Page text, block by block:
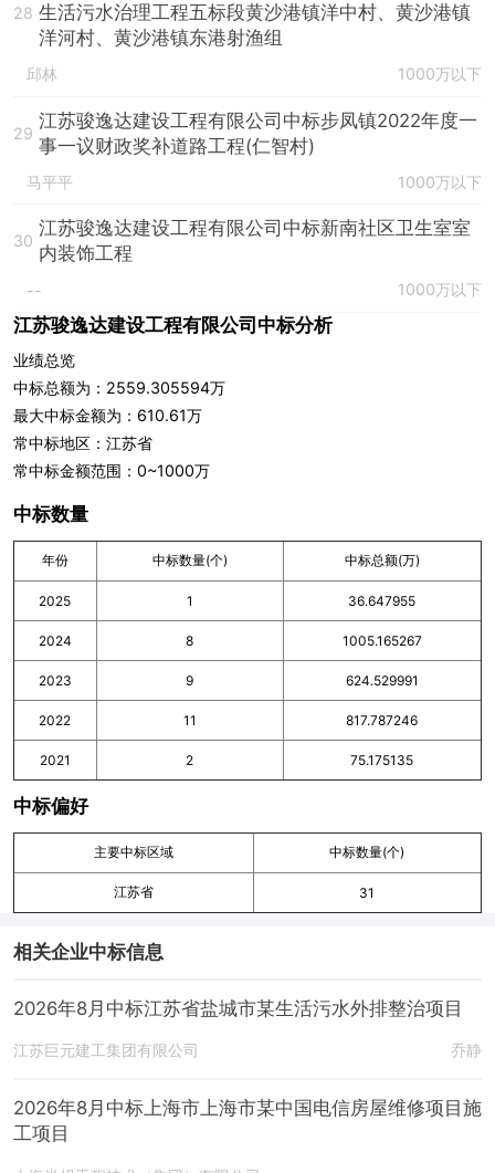
28 生活污水治理工程五标段黄沙港镇洋中村、黄沙港镇
洋河村、黄沙港镇东港射渔组
邱林 1000万以下
29
江苏骏逸达建设工程有限公司中标步凤镇2022年度一
事一议财政奖补道路工程(仁智村)
马平平 1000万以下
30
江苏骏逸达建设工程有限公司中标新南社区卫生室室
内装饰工程
-- 1000万以下
江苏骏逸达建设工程有限公司中标分析
业绩总览
中标总额为：2559.305594万
最大中标金额为：610.61万
常中标地区：江苏省
常中标金额范围：0~1000万
中标数量
年份 中标数量(个) 中标总额(万)
2025 1 36.647955
2024 8 1005.165267
2023 9 624.529991
2022 11 817.787246
2021 2 75.175135
中标偏好
主要中标区域 中标数量(个)
江苏省 31
相关企业中标信息
2026年8月中标江苏省盐城市某生活污水外排整治项目
江苏巨元建工集团有限公司 乔静
2026年8月中标上海市上海市某中国电信房屋维修项目施
工项目